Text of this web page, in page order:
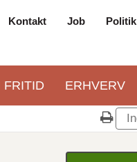
navigation
Kontakt Job Politik
FRITID ERHVERV